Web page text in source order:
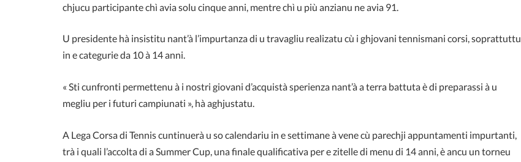
chjucu participante chì avia solu cinque anni, mentre chì u più anzianu ne avia 91.
U presidente hà insistitu nant’à l’impurtanza di u travagliu realizatu cù i ghjovani tennismani corsi, soprattuttu
in e categurie da 10 à 14 anni.
« Sti cunfronti permettenu à i nostri giovani d’acquistà sperienza nant’à a terra battuta è di preparassi à u
megliu per i futuri campiunati », hà aghjustatu.
A Lega Corsa di Tennis cuntinuerà u so calendariu in e settimane à vene cù parechji appuntamenti impurtanti,
trà i quali l’accolta di a Summer Cup, una finale qualificativa per e zitelle di menu di 14 anni, è ancu un torneu